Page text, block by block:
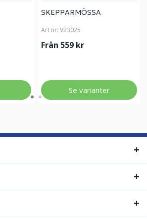
SKEPPARMÖSSA
Art nr: V23025
Från 559 kr
Se varianter